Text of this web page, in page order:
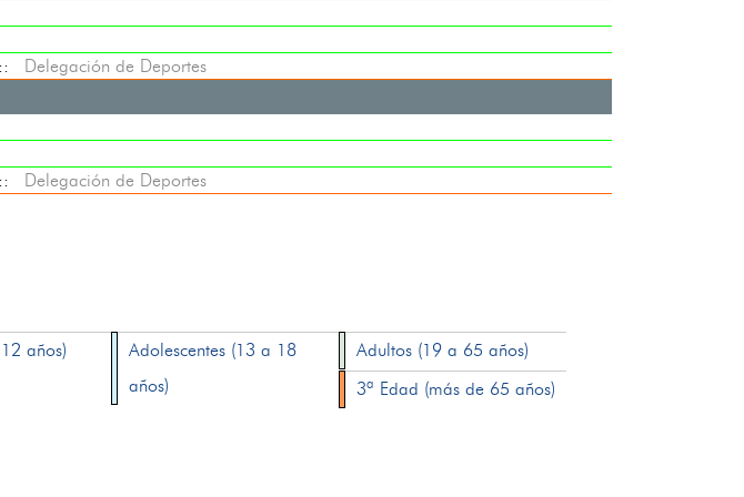
Delegación de Deportes
Delegación de Deportes
años)
Adolescentes (13 a 18
años)
Adultos (19 a 65 años)
3ª Edad (más de 65 años)